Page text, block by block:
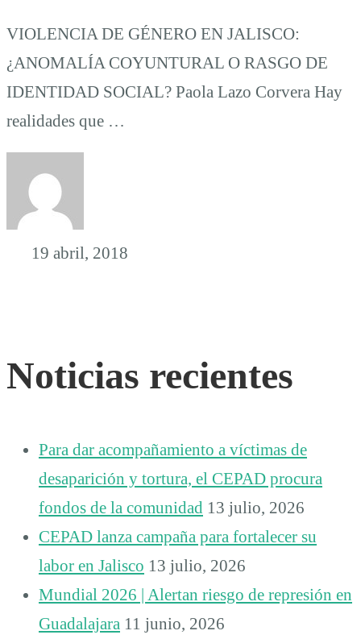
VIOLENCIA DE GÉNERO EN JALISCO:
¿ANOMALÍA COYUNTURAL O RASGO DE
IDENTIDAD SOCIAL? Paola Lazo Corvera Hay
realidades que …
19 abril, 2018
Noticias recientes
Para dar acompañamiento a víctimas de
desaparición y tortura, el CEPAD procura
fondos de la comunidad 13 julio, 2026
CEPAD lanza campaña para fortalecer su
labor en Jalisco 13 julio, 2026
Mundial 2026 | Alertan riesgo de represión en
Guadalajara 11 junio, 2026